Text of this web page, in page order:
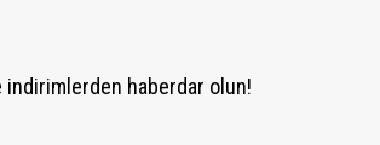
indirimlerden haberdar olun!